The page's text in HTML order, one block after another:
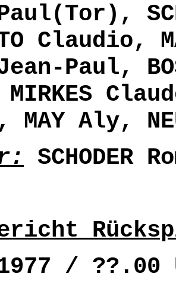
Paul(Tor),
Claudio,
Paul,
MAY Aly,
SCHODER
/